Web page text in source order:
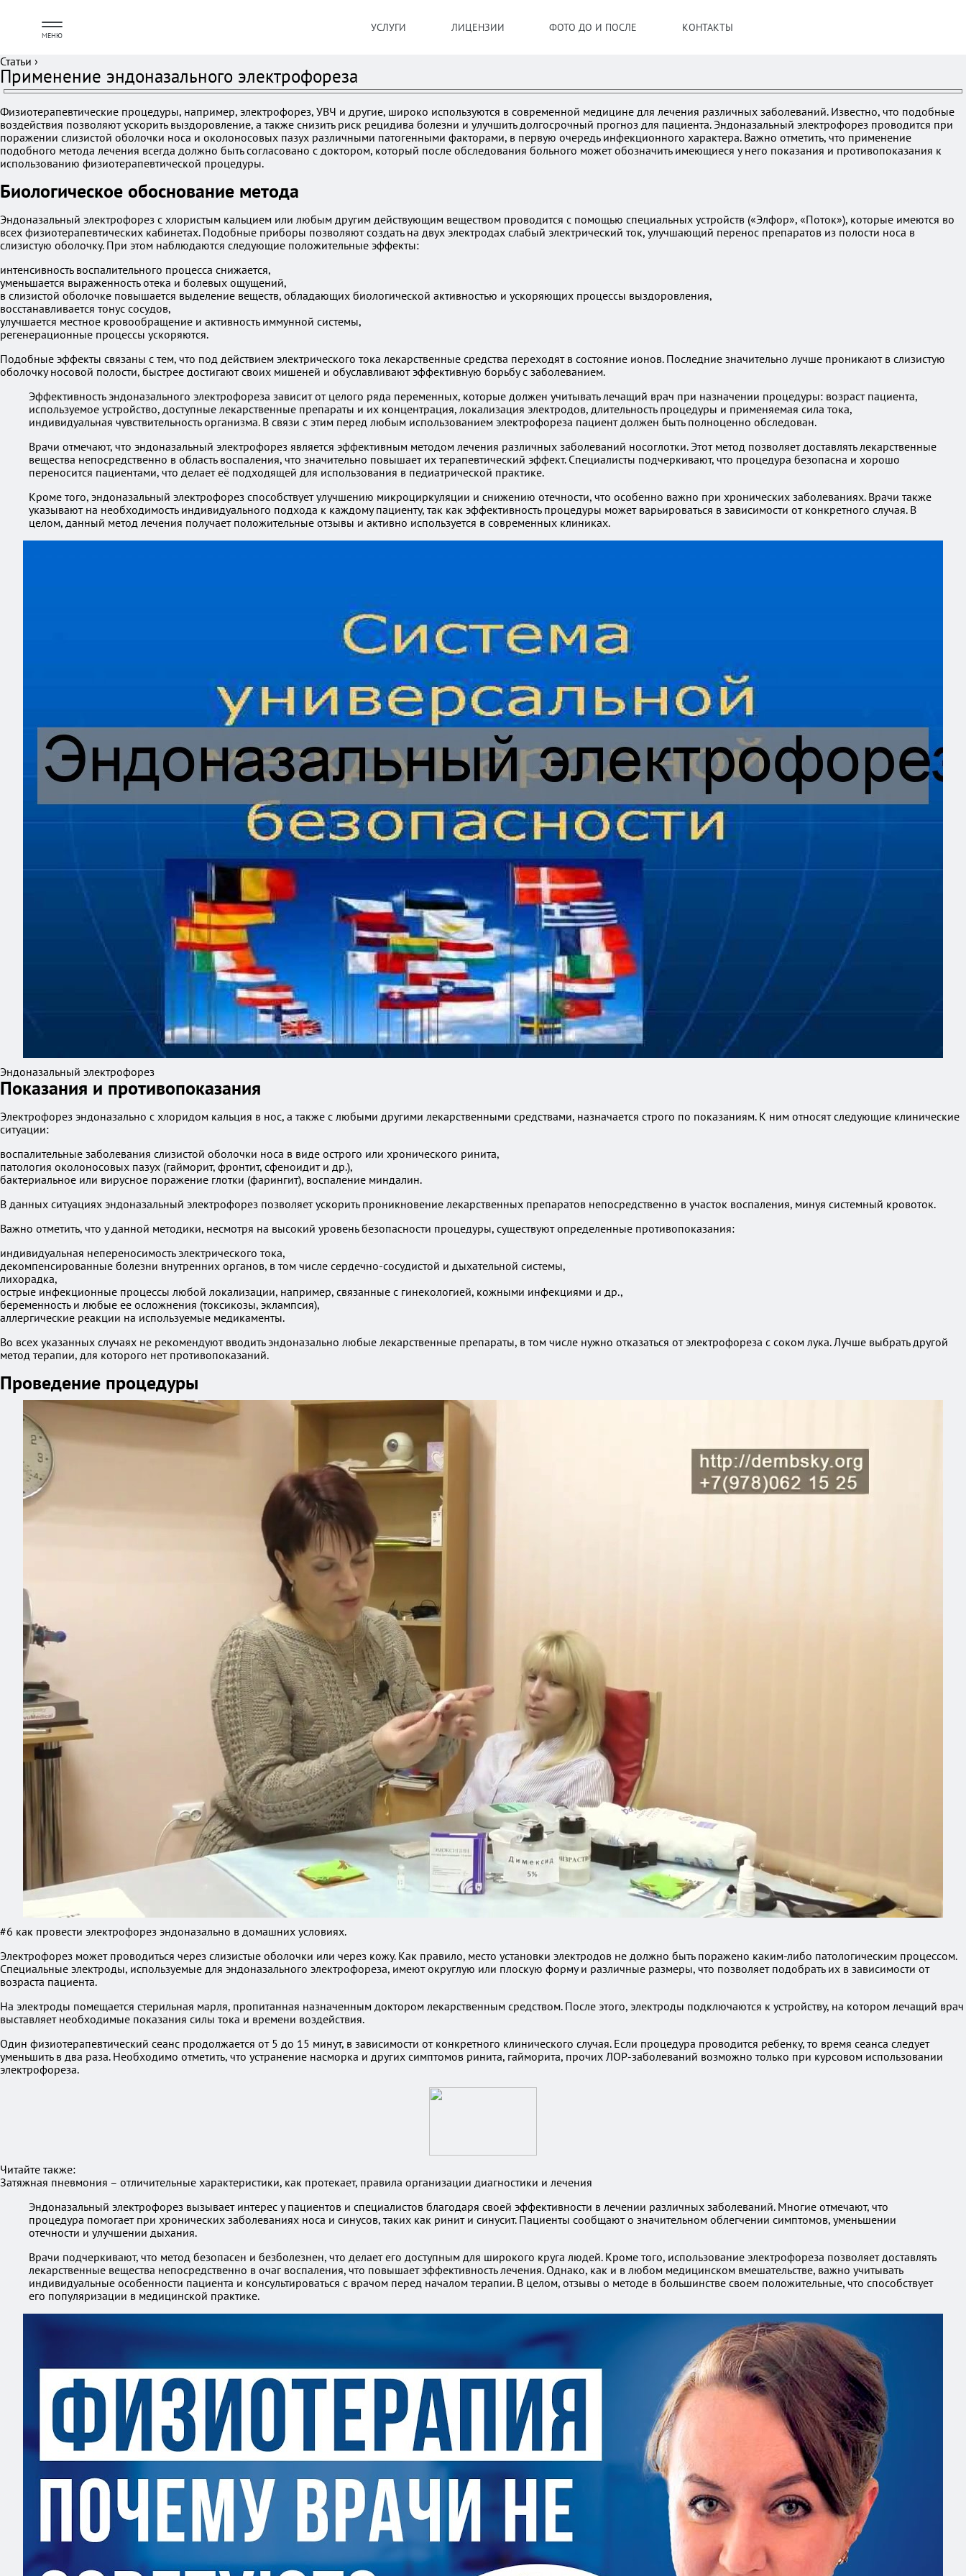
МЕНЮ
УСЛУГИ ЛИЦЕНЗИИ ФОТО ДО И ПОСЛЕ КОНТАКТЫ
Статьи ›
Применение эндоназального электрофореза
Физиотерапевтические процедуры, например, электрофорез, УВЧ и другие, широко используются в современной медицине для лечения различных заболеваний. Известно, что подобные
воздействия позволяют ускорить выздоровление, а также снизить риск рецидива болезни и улучшить долгосрочный прогноз для пациента. Эндоназальный электрофорез проводится при
поражении слизистой оболочки носа и околоносовых пазух различными патогенными факторами, в первую очередь инфекционного характера. Важно отметить, что применение
подобного метода лечения всегда должно быть согласовано с доктором, который после обследования больного может обозначить имеющиеся у него показания и противопоказания к
использованию физиотерапевтической процедуры.
Биологическое обоснование метода
Эндоназальный электрофорез с хлористым кальцием или любым другим действующим веществом проводится с помощью специальных устройств («Элфор», «Поток»), которые имеются во
всех физиотерапевтических кабинетах. Подобные приборы позволяют создать на двух электродах слабый электрический ток, улучшающий перенос препаратов из полости носа в
слизистую оболочку. При этом наблюдаются следующие положительные эффекты:
интенсивность воспалительного процесса снижается,
уменьшается выраженность отека и болевых ощущений,
в слизистой оболочке повышается выделение веществ, обладающих биологической активностью и ускоряющих процессы выздоровления,
восстанавливается тонус сосудов,
улучшается местное кровообращение и активность иммунной системы,
регенерационные процессы ускоряются.
Подобные эффекты связаны с тем, что под действием электрического тока лекарственные средства переходят в состояние ионов. Последние значительно лучше проникают в слизистую
оболочку носовой полости, быстрее достигают своих мишеней и обуславливают эффективную борьбу с заболеванием.
Эффективность эндоназального электрофореза зависит от целого ряда переменных, которые должен учитывать лечащий врач при назначении процедуры: возраст пациента,
используемое устройство, доступные лекарственные препараты и их концентрация, локализация электродов, длительность процедуры и применяемая сила тока,
индивидуальная чувствительность организма. В связи с этим перед любым использованием электрофореза пациент должен быть полноценно обследован.
Врачи отмечают, что эндоназальный электрофорез является эффективным методом лечения различных заболеваний носоглотки. Этот метод позволяет доставлять лекарственные
вещества непосредственно в область воспаления, что значительно повышает их терапевтический эффект. Специалисты подчеркивают, что процедура безопасна и хорошо
переносится пациентами, что делает её подходящей для использования в педиатрической практике.
Кроме того, эндоназальный электрофорез способствует улучшению микроциркуляции и снижению отечности, что особенно важно при хронических заболеваниях. Врачи также
указывают на необходимость индивидуального подхода к каждому пациенту, так как эффективность процедуры может варьироваться в зависимости от конкретного случая. В
целом, данный метод лечения получает положительные отзывы и активно используется в современных клиниках.
Эндоназальный электрофорез
Показания и противопоказания
Электрофорез эндоназально с хлоридом кальция в нос, а также с любыми другими лекарственными средствами, назначается строго по показаниям. К ним относят следующие клинические
ситуации:
воспалительные заболевания слизистой оболочки носа в виде острого или хронического ринита,
патология околоносовых пазух (гайморит, фронтит, сфеноидит и др.),
бактериальное или вирусное поражение глотки (фарингит), воспаление миндалин.
В данных ситуациях эндоназальный электрофорез позволяет ускорить проникновение лекарственных препаратов непосредственно в участок воспаления, минуя системный кровоток.
Важно отметить, что у данной методики, несмотря на высокий уровень безопасности процедуры, существуют определенные противопоказания:
индивидуальная непереносимость электрического тока,
декомпенсированные болезни внутренних органов, в том числе сердечно-сосудистой и дыхательной системы,
лихорадка,
острые инфекционные процессы любой локализации, например, связанные с гинекологией, кожными инфекциями и др.,
беременность и любые ее осложнения (токсикозы, эклампсия),
аллергические реакции на используемые медикаменты.
Во всех указанных случаях не рекомендуют вводить эндоназально любые лекарственные препараты, в том числе нужно отказаться от электрофореза с соком лука. Лучше выбрать другой
метод терапии, для которого нет противопоказаний.
Проведение процедуры
#6 как провести электрофорез эндоназально в домашних условиях.
Электрофорез может проводиться через слизистые оболочки или через кожу. Как правило, место установки электродов не должно быть поражено каким-либо патологическим процессом.
Специальные электроды, используемые для эндоназального электрофореза, имеют округлую или плоскую форму и различные размеры, что позволяет подобрать их в зависимости от
возраста пациента.
На электроды помещается стерильная марля, пропитанная назначенным доктором лекарственным средством. После этого, электроды подключаются к устройству, на котором лечащий врач
выставляет необходимые показания силы тока и времени воздействия.
Один физиотерапевтический сеанс продолжается от 5 до 15 минут, в зависимости от конкретного клинического случая. Если процедура проводится ребенку, то время сеанса следует
уменьшить в два раза. Необходимо отметить, что устранение насморка и других симптомов ринита, гайморита, прочих ЛОР-заболеваний возможно только при курсовом использовании
электрофореза.
Читайте также:
Затяжная пневмония – отличительные характеристики, как протекает, правила организации диагностики и лечения
Эндоназальный электрофорез вызывает интерес у пациентов и специалистов благодаря своей эффективности в лечении различных заболеваний. Многие отмечают, что
процедура помогает при хронических заболеваниях носа и синусов, таких как ринит и синусит. Пациенты сообщают о значительном облегчении симптомов, уменьшении
отечности и улучшении дыхания.
Врачи подчеркивают, что метод безопасен и безболезнен, что делает его доступным для широкого круга людей. Кроме того, использование электрофореза позволяет доставлять
лекарственные вещества непосредственно в очаг воспаления, что повышает эффективность лечения. Однако, как и в любом медицинском вмешательстве, важно учитывать
индивидуальные особенности пациента и консультироваться с врачом перед началом терапии. В целом, отзывы о методе в большинстве своем положительные, что способствует
его популяризации в медицинской практике.